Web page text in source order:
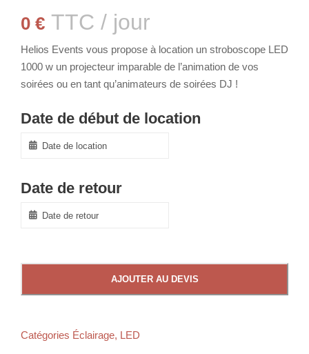
0 € TTC / jour
Helios Events vous propose à location un stroboscope LED
1000 w un projecteur imparable de l’animation de vos
soirées ou en tant qu’animateurs de soirées DJ !
Date de début de location
Date de retour
AJOUTER AU DEVIS
Catégories Éclairage, LED